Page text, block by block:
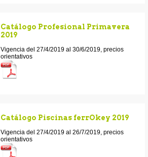
Catálogo Profesional Primavera
2019
Vigencia del 27/4/2019 al 30/6/2019, precios
orientativos
Catálogo Piscinas ferrOkey 2019
Vigencia del 27/4/2019 al 26/7/2019, precios
orientativos